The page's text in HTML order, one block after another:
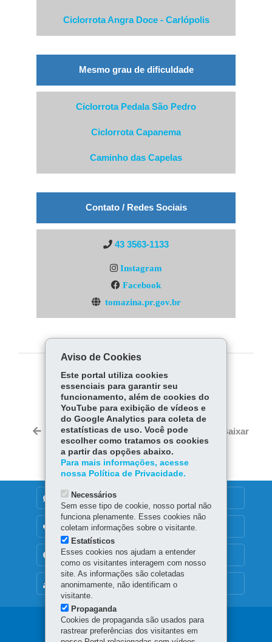
Ciclorrota Angra Doce - Carlópolis
Mesmo grau de dificuldade
Ciclorrota Pedala São Pedro
Ciclorrota Capanema
Caminho das Capelas
Contato / Redes Sociais
43 3563-1133
Instagram
Facebook
tomazina.pr.gov.br
COMPARTILHE:
Fa
ce
bo
ok
Tw
er
W
ha
ts
Ap
Voltar Início Imprimir Baixar
MAPA DO SITE
DENUNCIE CORRUPÇÃO
OUVIDORIA
TRANSPARÊNCIA INSTITUCIONAL
Navegação
Aviso de Cookies
Este portal utiliza cookies
essenciais para garantir seu
funcionamento, além de cookies do
YouTube para exibição de vídeos e
do Google Analytics para coleta de
estatísticas de uso. Você pode
escolher como tratamos os cookies
a partir das opções abaixo.
Para mais informações, acesse
nossa Política de Privacidade.
Necessários
Sem esse tipo de cookie, nosso portal não
funciona plenamente. Esses cookies não
coletam informações sobre o visitante.
Estatísticos
Esses cookies nos ajudam a entender
como os visitantes interagem com nosso
site. As informações são coletadas
anonimamente, não identificam o
visitante.
Propaganda
Cookies de propaganda são usados para
rastrear preferências dos visitantes em